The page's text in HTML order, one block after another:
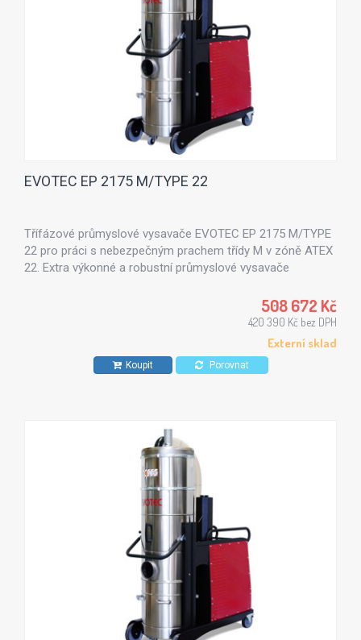
EVOTEC EP 2175 M/TYPE 22
Třífázové průmyslové vysavače EVOTEC EP 2175 M/TYPE
22 pro práci s nebezpečným prachem třídy M v zóně ATEX
22. Extra výkonné a robustní průmyslové vysavače
508 672 Kč
420 390 Kč bez DPH
Externí sklad
Koupit Porovnat